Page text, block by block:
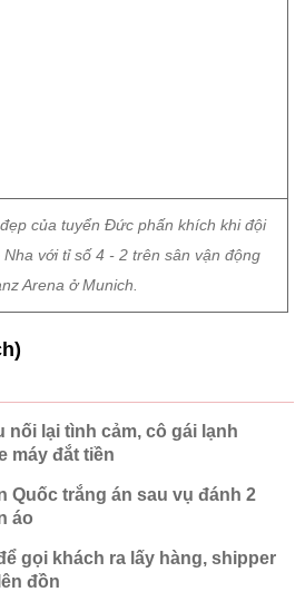
của tuyển Đức phấn khích khi đội
với tỉ số 4 - 2 trên sân vận động
Arena ở Munich.
nối lại tình cảm, cô gái lạnh
máy đắt tiền
Quốc trắng án sau vụ đánh 2
áo
gọi khách ra lấy hàng, shipper
đồn